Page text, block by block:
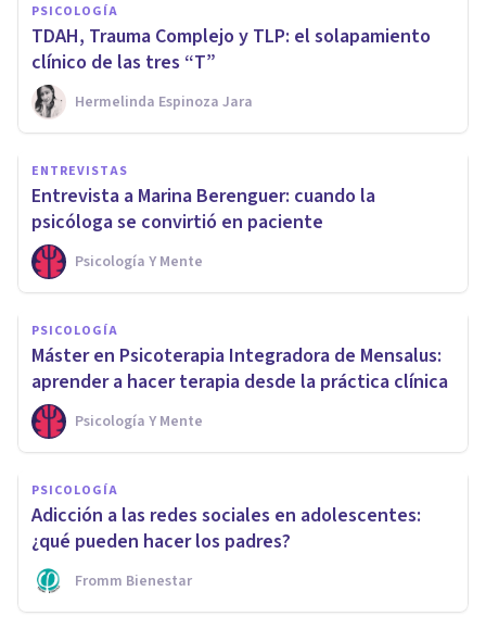
PSICOLOGÍA
TDAH, Trauma Complejo y TLP: el solapamiento
clínico de las tres “T”
Hermelinda Espinoza Jara
ENTREVISTAS
Entrevista a Marina Berenguer: cuando la
psicóloga se convirtió en paciente
Psicología Y Mente
PSICOLOGÍA
Máster en Psicoterapia Integradora de Mensalus:
aprender a hacer terapia desde la práctica clínica
Psicología Y Mente
PSICOLOGÍA
Adicción a las redes sociales en adolescentes:
¿qué pueden hacer los padres?
Fromm Bienestar